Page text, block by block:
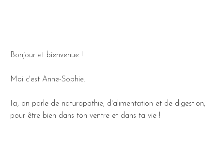
Bonjour et bienvenue !
Moi c'est Anne-Sophie.
Ici, on parle de naturopathie, d'alimentation et de digestion,
pour être bien dans ton ventre et dans ta vie !